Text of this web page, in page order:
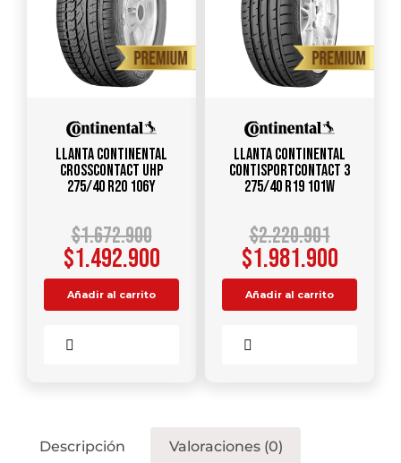
Llanta CONTINENTAL
CROSSCONTACT UHP
275/40 R20 106Y
$1.672.900
$1.492.900
Añadir al carrito
Llanta CONTINENTAL
ContiSportContact 3
275/40 R19 101W
$2.220.901
$1.981.900
Añadir al carrito
Descripción Valoraciones (0)